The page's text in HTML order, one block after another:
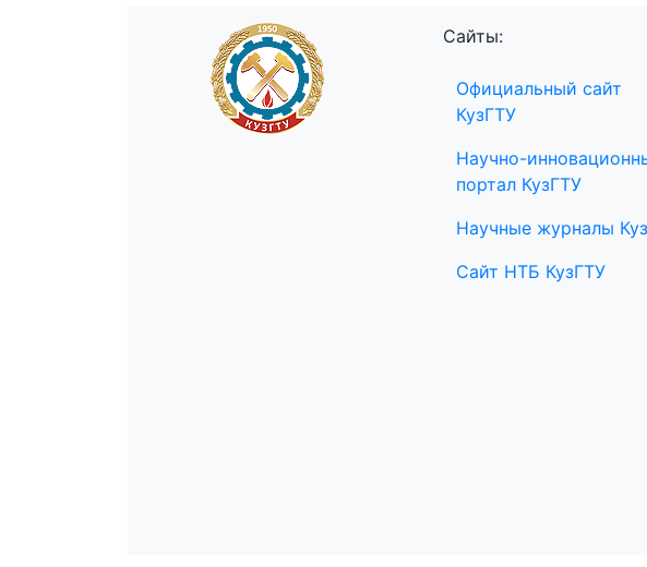
Сайты:
Официальный сайт
КузГТУ
Научно-
портал КузГТУ
Научные журналы
Сайт НТБ КузГТУ